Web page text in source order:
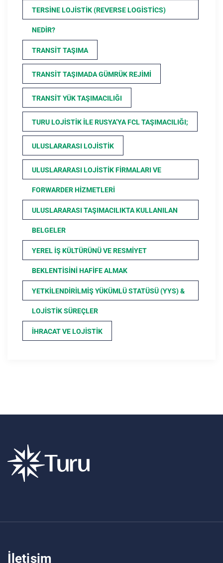
TERSINE LOJISTIK (REVERSE LOGISTICS)
NEDIR?
TRANSIT TAŞIMA
TRANSIT TAŞIMADA GÜMRÜK REJIMI
TRANSIT YÜK TAŞIMACILIĞI
TURU LOJISTIK ILE RUSYA’YA FCL TAŞIMACILIĞI;
ULUSLARARASI LOJISTIK
ULUSLARARASI LOJISTIK FIRMALARI VE
FORWARDER HIZMETLERI
ULUSLARARASI TAŞIMACILIKTA KULLANILAN
BELGELER
YEREL İŞ KÜLTÜRÜNÜ VE RESMIYET
BEKLENTISINI HAFIFE ALMAK
YETKILENDIRILMIŞ YÜKÜMLÜ STATÜSÜ (YYS) &
LOJISTIK SÜREÇLER
İHRACAT VE LOJISTIK
İletişim